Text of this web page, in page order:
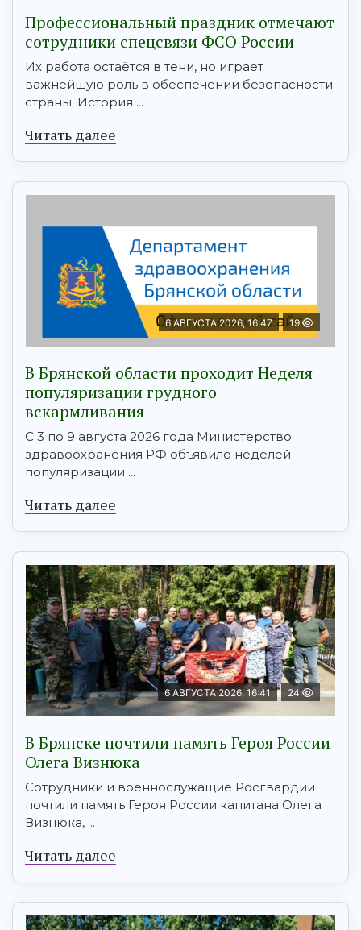
Профессиональный праздник отмечают
сотрудники спецсвязи ФСО России
Их работа остаётся в тени, но играет
важнейшую роль в обеспечении безопасности
страны. История ...
Читать далее
6 АВГУСТА 2026, 16:47 19
В Брянской области проходит Неделя
популяризации грудного
вскармливания
С 3 по 9 августа 2026 года Министерство
здравоохранения РФ объявило неделей
популяризации ...
Читать далее
6 АВГУСТА 2026, 16:41 24
В Брянске почтили память Героя России
Олега Визнюка
Сотрудники и военнослужащие Росгвардии
почтили память Героя России капитана Олега
Визнюка, ...
Читать далее